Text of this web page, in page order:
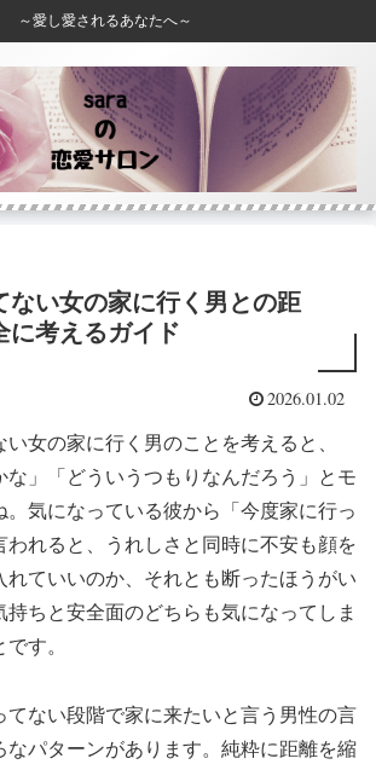
～愛し愛されるあなたへ～
ない女の家に行く男との距
に考えるガイド
2026.01.02
い女の家に行く男のことを考えると、
な」「どういうつもりなんだろう」とモ
。気になっている彼から「今度家に行っ
われると、うれしさと同時に不安も顔を
れていいのか、それとも断ったほうがい
持ちと安全面のどちらも気になってしま
す。
てない段階で家に来たいと言う男性の言
なパターンがあります。純粋に距離を縮